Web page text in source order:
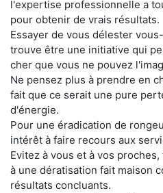
l'expertise professionnelle a
pour obtenir de vrais résultats.
Essayer de vous délester
trouve être une initiative qui
cher que vous ne pouvez
Ne pensez plus à prendre en
fait que ce serait une pure
d'énergie.
Pour une éradication de
intérêt à faire recours aux
Evitez à vous et à vos
à une dératisation fait maison
résultats concluants.